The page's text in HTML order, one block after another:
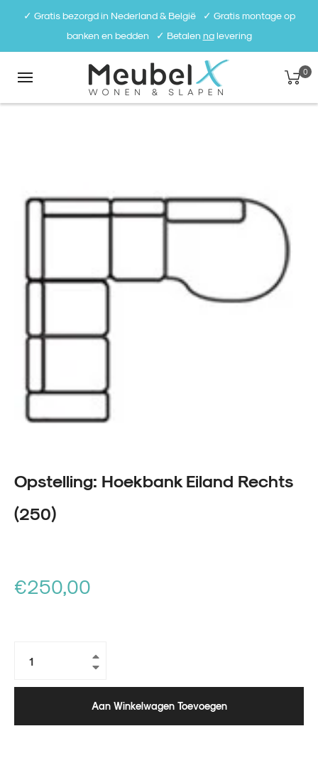
✓ Gratis bezorgd in Nederland & België⠀✓ Gratis montage op
banken en bedden⠀✓ Betalen nalevering
0
Opstelling: Hoekbank Eiland Rechts
(250)
prijs
€250,00
Aan Winkelwagen Toevoegen